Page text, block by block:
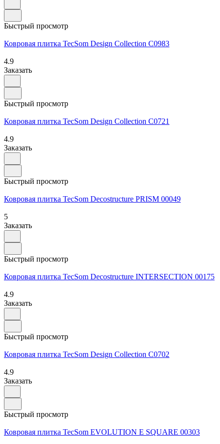
Быстрый просмотр
Ковровая плитка TecSom Design Collection C0983
4.9
Заказать
Быстрый просмотр
Ковровая плитка TecSom Design Collection C0721
4.9
Заказать
Быстрый просмотр
Ковровая плитка TecSom Decostructure PRISM 00049
5
Заказать
Быстрый просмотр
Ковровая плитка TecSom Decostructure INTERSECTION 00175
4.9
Заказать
Быстрый просмотр
Ковровая плитка TecSom Design Collection C0702
4.9
Заказать
Быстрый просмотр
Ковровая плитка TecSom EVOLUTION E SQUARE 00303